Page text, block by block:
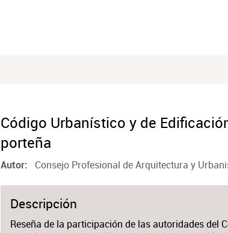
Código Urbanístico y de
porteña
Autor Consejo Profesional de Arquitectura y
Descripción
Reseña de la participación de las autoridades del